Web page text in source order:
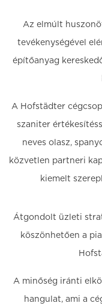
Az elmúlt
tevékenységével
építőanyag
A Hofstädter
szaniter
neves olasz,
közvetlen partneri
kiemelt
Átgondolt üzleti
köszönhetően a
A minőség iránti
hangulat, ami a